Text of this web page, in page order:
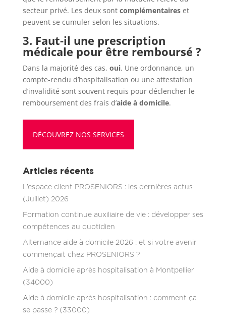
secteur privé. Les deux sont complémentaireset
peuvent se cumuler selon les situations.
3. Faut-il une prescription
médicale pour être remboursé ?
Dans la majorité des cas, oui. Une ordonnance, un
compte-rendu d’hospitalisation ou une attestation
d’invalidité sont souvent requis pour déclencher le
remboursement des frais d’aide à domicile.
DÉCOUVREZ NOS SERVICES
Articles récents
L’espace client PROSENIORS : les dernières actus
(Juillet) 2026
Formation continue auxiliaire de vie : développer ses
compétences au quotidien
Alternance aide à domicile 2026 : et si votre avenir
commençait chez PROSENIORS ?
Aide à domicile après hospitalisation à Montpellier
(34000)
Aide à domicile après hospitalisation : comment ça
se passe ? (33000)